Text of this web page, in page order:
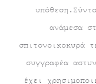
ανάμεσα
σπιτονοικοκυρά
συγγραφέα
έχει